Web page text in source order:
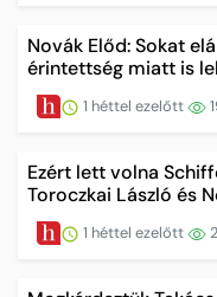
Novák Előd: Sokat
érintettség miatt is
1 héttel ezelőtt
Ezért lett volna
Toroczkai László és
1 héttel ezelőtt